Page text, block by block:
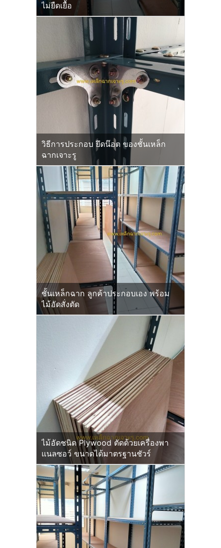
ไม่ยืดเยื้อ
วิธีการประกอบ ยึดน๊อต ของชั้นเหล็ก
ฉากเจาะรู
ชั้นเหล็กฉาก ลูกค้าประกอบเอง พร้อม
ไม้อัดสั่งตัด
ไม้อัดชนิด Plywood ตัดด้วยเครื่องพา
แนลซอว์ ขนาดได้มาตรฐานชัวร์